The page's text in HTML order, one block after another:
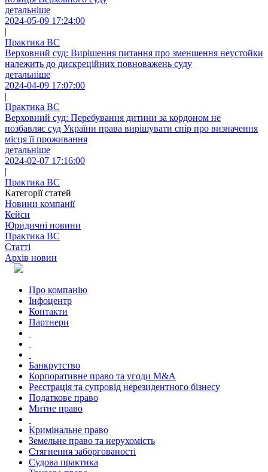
детальніше
2024-05-09 17:24:00
|
Практика ВС
Верховний суд: Вирішення питання про зменшення неустойки
належить до дискреційних повноважень суду
детальніше
2024-04-09 17:07:00
|
Практика ВС
Верховний суд: Перебування дитини за кордоном не
позбавляє суд України права вирішувати спір про визначення
місця її проживання
детальніше
2024-02-07 17:16:00
|
Практика ВС
Категорії статей
Новини компанії
Кейси
Юридичні новини
Практика ВС
Статті
Архів новин
Про компанію
Інфоцентр
Контакти
Партнери
Банкрутство
Корпоративне право та угоди M&A
Реєстрація та супровід нерезидентного бізнесу
Податкове право
Митне право
Кримінальне право
Земельне право та нерухомість
Стягнення заборгованості
Судова практика